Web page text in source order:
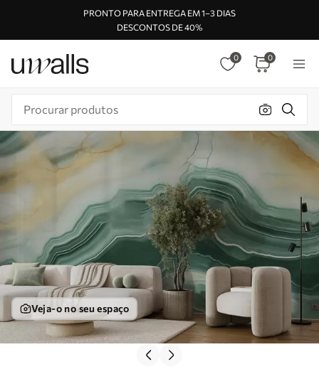
PRONTO PARA ENTREGA EM 1–3 DIAS
DESCONTOS DE 40%
0 0
Veja-o no seu espaço